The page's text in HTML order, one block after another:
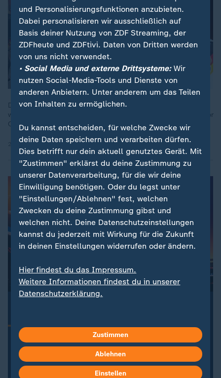
Die WM-Vorrunde ist vorbei und ZDF-Reporterin Franzi Müllers
war hautnah dabei. Ein Bericht über Fanmärsche, Stimmung vor
Ort und das DFB-Team.
28.06.2026 | 14:45 min
Alle Highlights der WM-Spiele aus der Nacht, Updates
zum DFB-Team und die wichtigsten Nachrichten zur
Fußball-WM 2026 – kompakt und aktuell. Jetzt
abonnieren!
und Personalisierungsfunktionen anzubieten.
Dabei personalisieren wir ausschließlich auf
Basis deiner Nutzung von ZDF Streaming, der
ZDFheute und ZDFtivi. Daten von Dritten werden
von uns nicht verwendet.
• Social Media und externe Drittsysteme:Wir
nutzen Social-Media-Tools und Dienste von
anderen Anbietern. Unter anderem um das Teilen
von Inhalten zu ermöglichen.
Du kannst entscheiden, für welche Zwecke wir
deine Daten speichern und verarbeiten dürfen.
Dies betrifft nur dein aktuell genutztes Gerät. Mit
"Zustimmen" erklärst du deine Zustimmung zu
unserer Datenverarbeitung, für die wir deine
Einwilligung benötigen. Oder du legst unter
"Einstellungen/Ablehnen" fest, welchen
Zwecken du deine Zustimmung gibst und
welchen nicht. Deine Datenschutzeinstellungen
kannst du jederzeit mit Wirkung für die Zukunft
in deinen Einstellungen widerrufen oder ändern.
Hier findest du das Impressum.
Weitere Informationen findest du in unserer
Datenschutzerklärung.
Zustimmen
Ablehnen
Einstellen